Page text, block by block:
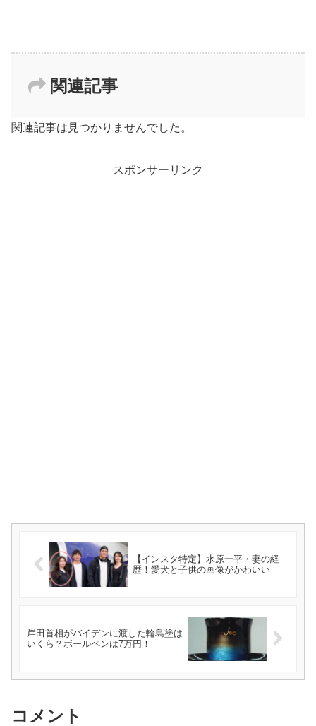
関連記事
関連記事は見つかりませんでした。
スポンサーリンク
【インスタ特定】水原一平・妻の経
歴！愛犬と子供の画像がかわいい
岸田首相がバイデンに渡した輪島塗は
いくら？ボールペンは7万円！
コメント